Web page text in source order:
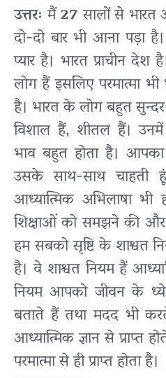
उत्तरःमैं27सालों से
दो-दो बार भी आना पड़ा
प्यार है। भारत प्राचीन देश
लोग हैं इसलिए परमात्मा
है। भारत के लोग बहुत
विशाल हैं, शीतल हैं। उनमें
भाव बहुत होता है।
उसके साथ-साथ चाहती
आध्यात्मिक अभिलाषा
शिक्षाओं को समझने की
हम सबको सृष्टि के शाश्वत
है। वे शाश्वत नियम हैं
नियम आपको जीवन के
बताते हैं तथा मदद भी
आध्यात्मिक ज्ञान से प्राप्त
परमात्मा से ही प्राप्त होता है।